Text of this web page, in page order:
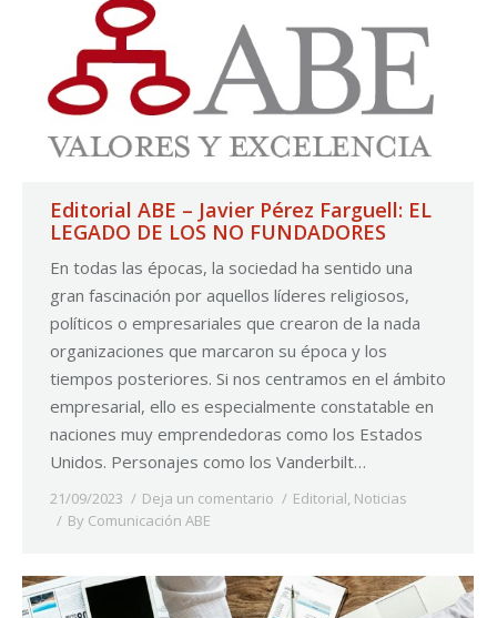
Editorial ABE – Javier Pérez Farguell: EL
LEGADO DE LOS NO FUNDADORES
En todas las épocas, la sociedad ha sentido una
gran fascinación por aquellos líderes religiosos,
políticos o empresariales que crearon de la nada
organizaciones que marcaron su época y los
tiempos posteriores. Si nos centramos en el ámbito
empresarial, ello es especialmente constatable en
naciones muy emprendedoras como los Estados
Unidos. Personajes como los Vanderbilt…
21/09/2023 Deja un comentario Editorial, Noticias
By Comunicación ABE